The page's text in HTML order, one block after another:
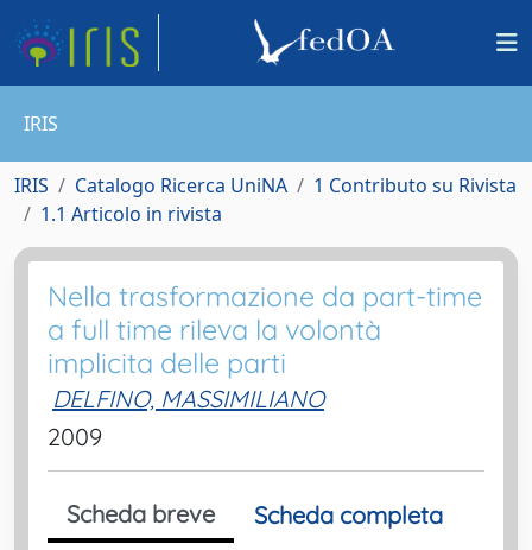
IRIS
IRIS Catalogo Ricerca UniNA
1 Contributo su Rivista
1.1 Articolo in rivista
Nella trasformazione da part-time
a full time rileva la volontà
implicita delle parti
DELFINO, MASSIMILIANO
2009
Scheda breve
Scheda completa